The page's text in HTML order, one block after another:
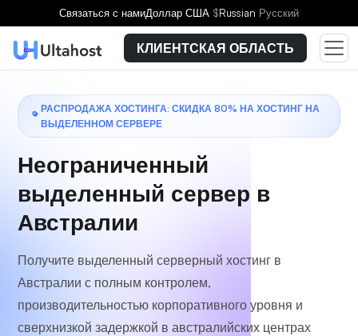
Связаться с намиДоллар США $Russian Русский
КЛИЕНТСКАЯ ОБЛАСТЬ
РАСПРОДАЖА ХОСТИНГА: СКИДКА 80% НА ХОСТИНГ НА
ВЫДЕЛЕННОМ СЕРВЕРЕ
Неограниченный
выделенный сервер в
Австралии
Получите выделенный серверный хостинг в
Австралии с полным контролем,
производительностью корпоративного уровня и
сверхнизкой задержкой в австралийских центрах